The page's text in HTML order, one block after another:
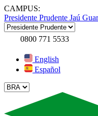
CAMPUS:
Presidente Prudente Jaú
0800 771 5533
English
Español